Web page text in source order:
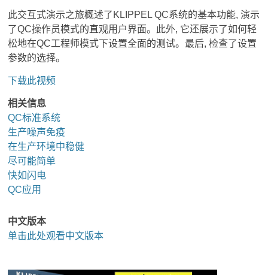
此交互式演示之旅概述了KLIPPEL QC系统的基本功能, 演示
了QC操作员模式的直观用户界面。此外, 它还展示了如何轻
松地在QC工程师模式下设置全面的测试。最后, 检查了设置
参数的选择。
下载此视频
相关信息
QC标准系统
生产噪声免疫
在生产环境中稳健
尽可能简单
快如闪电
QC应用
中文版本
单击此处观看中文版本